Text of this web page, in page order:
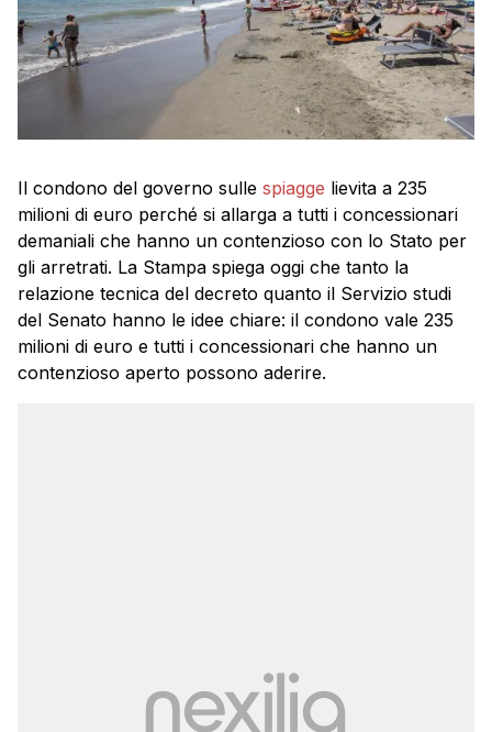
Il condono del governo sulle spiagge lievita a 235
milioni di euro perché si allarga a tutti i concessionari
demaniali che hanno un contenzioso con lo Stato per
gli arretrati. La Stampa spiega oggi che tanto la
relazione tecnica del decreto quanto il Servizio studi
del Senato hanno le idee chiare: il condono vale 235
milioni di euro e tutti i concessionari che hanno un
contenzioso aperto possono aderire.